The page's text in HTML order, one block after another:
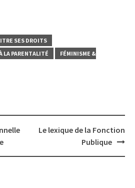
SES DROITS
LA PARENTALITÉ
FÉMINISME &
Le lexique de la Fonction
Publique